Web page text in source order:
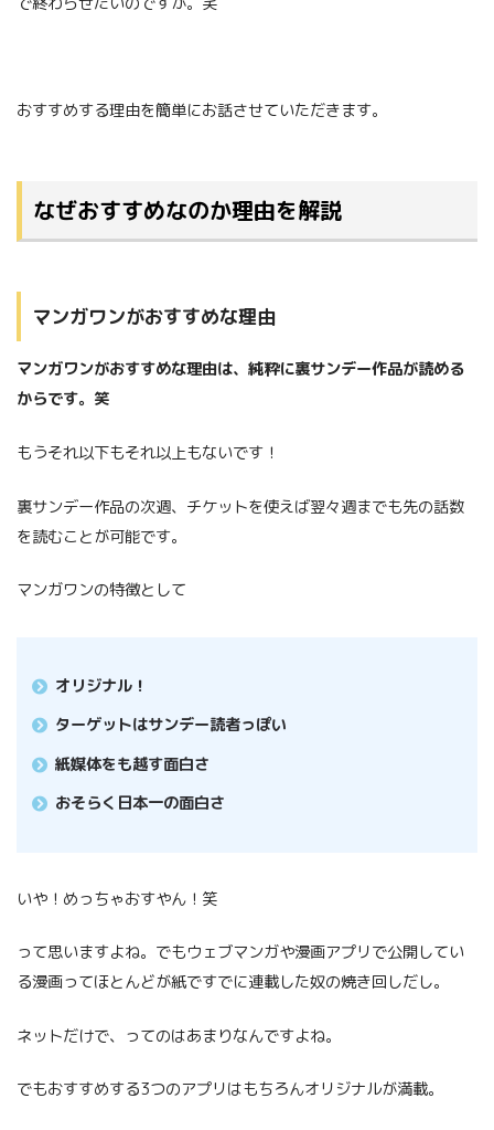
おすすめする理由を簡単にお話させていただきます。
なぜおすすめなのか理由を解説
マンガワンがおすすめな理由
マンガワンがおすすめな理由は、純粋に裏サンデー作品が読める
からです。笑
もうそれ以下もそれ以上もないです！
裏サンデー作品の次週、チケットを使えば翌々週までも先の話数
を読むことが可能です。
マンガワンの特徴として
オリジナル！
ターゲットはサンデー読者っぽい
紙媒体をも越す面白さ
おそらく日本一の面白さ
いや！めっちゃおすやん！笑
って思いますよね。でもウェブマンガや漫画アプリで公開してい
る漫画ってほとんどが紙ですでに連載した奴の焼き回しだし。
ネットだけで、ってのはあまりなんですよね。
でもおすすめする3つのアプリはもちろんオリジナルが満載。